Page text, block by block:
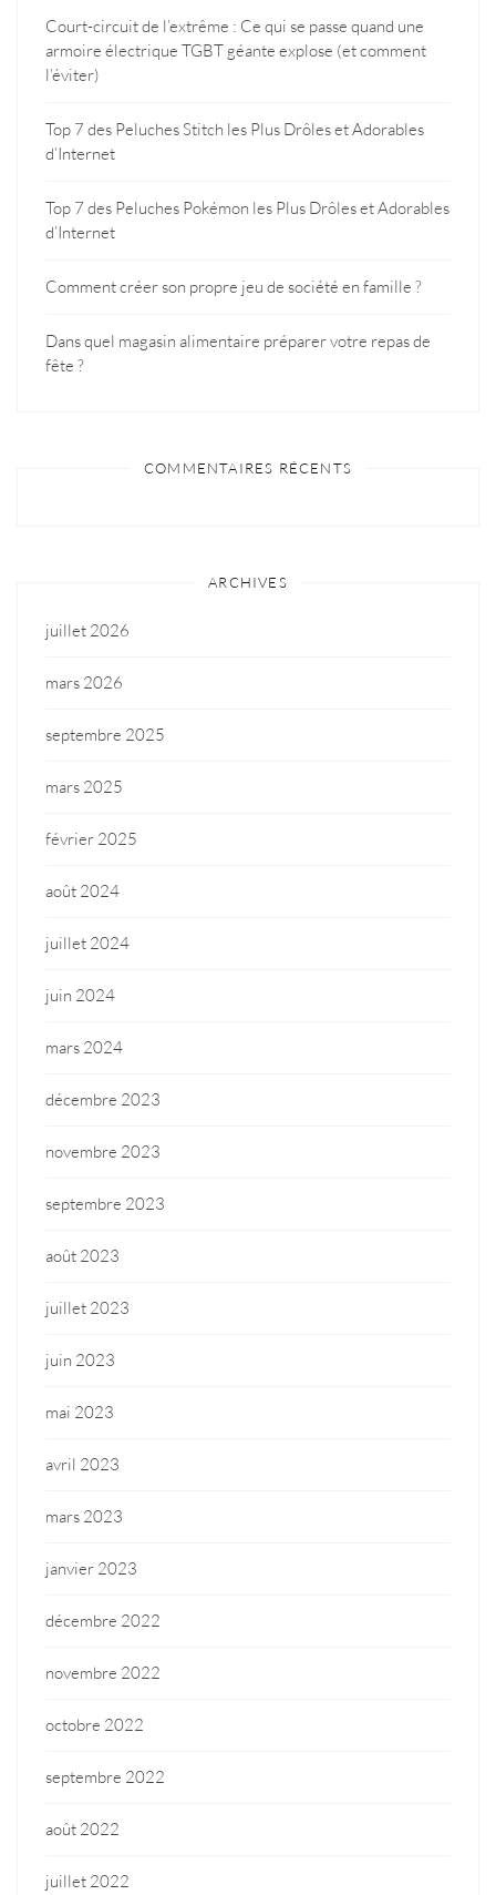
Court-circuit de l’extrême : Ce qui se passe quand une
armoire électrique TGBT géante explose (et comment
l’éviter)
Top 7 des Peluches Stitch les Plus Drôles et Adorables
d’Internet
Top 7 des Peluches Pokémon les Plus Drôles et Adorables
d’Internet
Comment créer son propre jeu de société en famille ?
Dans quel magasin alimentaire préparer votre repas de
fête ?
COMMENTAIRES RÉCENTS
ARCHIVES
juillet 2026
mars 2026
septembre 2025
mars 2025
février 2025
août 2024
juillet 2024
juin 2024
mars 2024
décembre 2023
novembre 2023
septembre 2023
août 2023
juillet 2023
juin 2023
mai 2023
avril 2023
mars 2023
janvier 2023
décembre 2022
novembre 2022
octobre 2022
septembre 2022
août 2022
juillet 2022